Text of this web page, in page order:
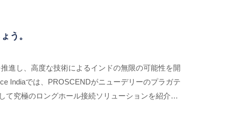
う。
進し、高度な技術によるインドの無限の可能性を開
Indiaでは、PROSCENDがニューデリーのプラガテ
て究極のロングホール接続ソリューションを紹介し